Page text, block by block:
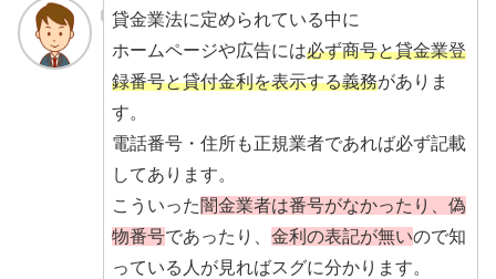
貸金業法に定められている中に
ホームページや広告には必ず商号と貸金業登
録番号と貸付金利を表示する義務がありま
す。
電話番号・住所も正規業者であれば必ず記載
してあります。
こういった闇金業者は番号がなかったり、偽
物番号であったり、 金利の表記が無いので知
っている人が見ればスグに分かります。